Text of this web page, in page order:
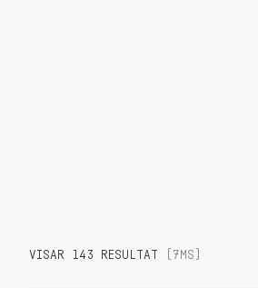
VISAR 143 RESULTAT (7MS)